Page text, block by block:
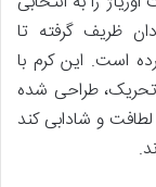
ظریف گرفته تا
است. این کرم با
طراحی شده
و شادابی کند